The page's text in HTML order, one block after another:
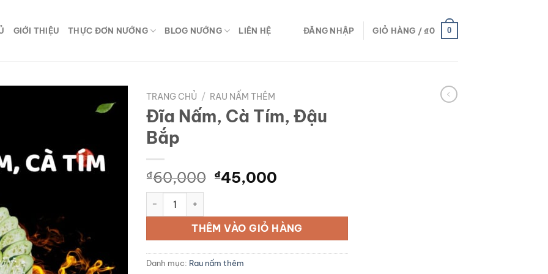
GIỚI THIỆU THỰC ĐƠN NƯỚNG BLOG NƯỚNG LIÊN HỆ ĐĂNG NHẬP GIỎ HÀNG / ₫0 0
TRANG CHỦ / RAU NẤM THÊM
Đĩa Nấm, Cà Tím, Đậu
Bắp
₫60,000 Giá
₫60,000.
₫45,000
là:
₫45,000.
Đĩa Nấm, Cà Tím, Đậu Bắp số lượng
THÊM VÀO GIỎ HÀNG
Danh mục: Rau nấm thêm